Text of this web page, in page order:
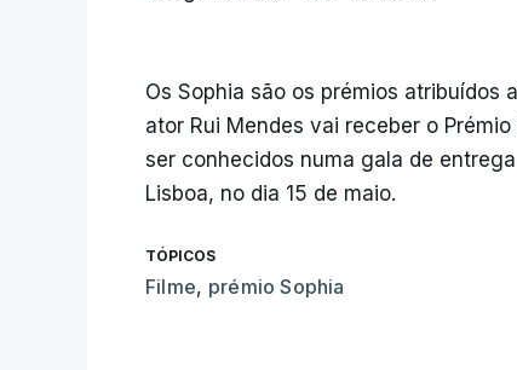
Os Sophia são os prémios atribuídos
ator Rui Mendes vai receber o
ser conhecidos numa gala de
Lisboa, no dia 15 de maio.
TÓPICOS
Filme, prémio Sophia